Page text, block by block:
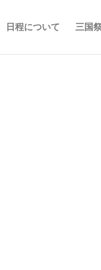
日程について 三国